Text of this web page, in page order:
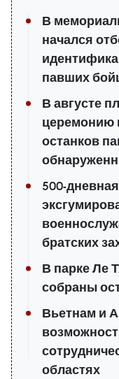
В
начался
павших
В августе
церемонию
останков
500-
братских
В парке Ле
собраны
Вьетнам и
областях